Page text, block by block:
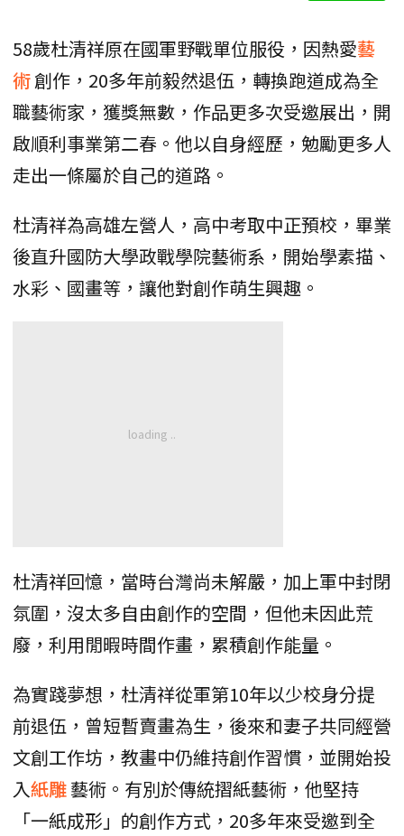
58歲杜清祥原在國軍野戰單位服役，因熱愛藝
術創作，20多年前毅然退伍，轉換跑道成為全
職藝術家，獲獎無數，作品更多次受邀展出，開
啟順利事業第二春。他以自身經歷，勉勵更多人
走出一條屬於自己的道路。
杜清祥為高雄左營人，高中考取中正預校，畢業
後直升國防大學政戰學院藝術系，開始學素描、
水彩、國畫等，讓他對創作萌生興趣。
杜清祥回憶，當時台灣尚未解嚴，加上軍中封閉
氛圍，沒太多自由創作的空間，但他未因此荒
廢，利用閒暇時間作畫，累積創作能量。
為實踐夢想，杜清祥從軍第10年以少校身分提
前退伍，曾短暫賣畫為生，後來和妻子共同經營
文創工作坊，教畫中仍維持創作習慣，並開始投
入紙雕藝術。有別於傳統摺紙藝術，他堅持
「一紙成形」的創作方式，20多年來受邀到全